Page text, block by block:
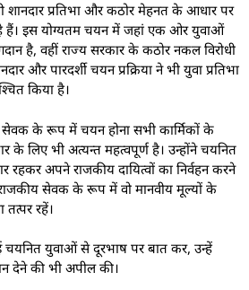
शानदार प्रतिभा और कठोर मेहनत के आधार पर
हैं। इस योग्यतम चयन में जहां एक ओर युवाओं
है, वहीं राज्य सरकार के कठोर नकल विरोधी
और पारदर्शी चयन प्रक्रिया ने भी युवा प्रतिभा
किया है।
सेवक के रूप में चयन होना सभी कार्मिकों के
के लिए भी अत्यन्त महत्वपूर्ण है। उन्होंने चयनित
रहकर अपने राजकीय दायित्वों का निर्वहन करने
सेवक के रूप में वो मानवीय मूल्यों के
रहें।
युवाओं से दूरभाष पर बात कर, उन्हें
देने की भी अपील की।